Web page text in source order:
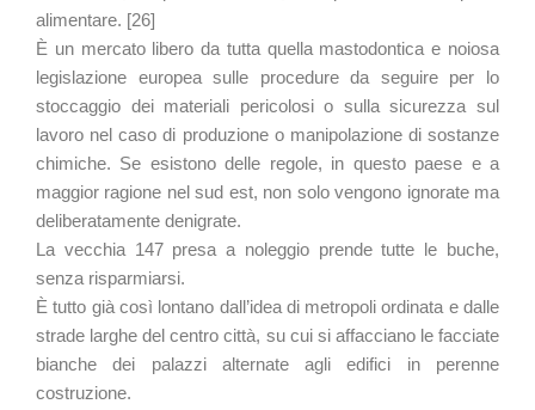
alimentare. [26]
È un mercato libero da tutta quella mastodontica e noiosa
legislazione europea sulle procedure da seguire per lo
stoccaggio dei materiali pericolosi o sulla sicurezza sul
lavoro nel caso di produzione o manipolazione di sostanze
chimiche. Se esistono delle regole, in questo paese e a
maggior ragione nel sud est, non solo vengono ignorate ma
deliberatamente denigrate.
La vecchia 147 presa a noleggio prende tutte le buche,
senza risparmiarsi.
È tutto già così lontano dall’idea di metropoli ordinata e dalle
strade larghe del centro città, su cui si affacciano le facciate
bianche dei palazzi alternate agli edifici in perenne
costruzione.